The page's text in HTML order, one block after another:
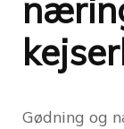
Gødning og